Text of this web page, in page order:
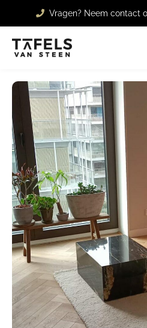
Vragen? Neem contact